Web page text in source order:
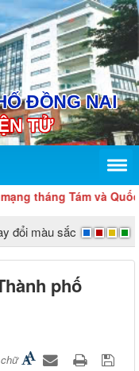
tháng Tám và Quốc
đổi màu sắc
phố